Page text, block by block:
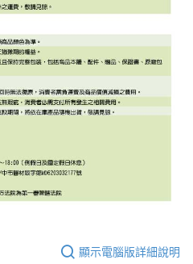
顯示電腦版詳細說明